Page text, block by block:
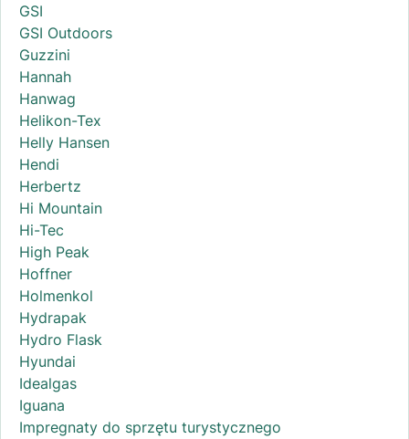
GSI
GSI Outdoors
Guzzini
Hannah
Hanwag
Helikon-Tex
Helly Hansen
Hendi
Herbertz
Hi Mountain
Hi-Tec
High Peak
Hoffner
Holmenkol
Hydrapak
Hydro Flask
Hyundai
Idealgas
Iguana
Impregnaty do sprzętu turystycznego